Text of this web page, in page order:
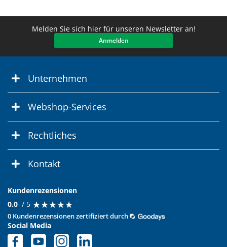
Melden Sie sich hier für unseren Newsletter an!
Anmelden
Unternehmen
Webshop-Services
Rechtliches
Kontakt
Kundenrezensionen
0.0 / 5 ★★★★★
★★★★★
0 Kundenrezensionen zertifiziert durch
Social Media